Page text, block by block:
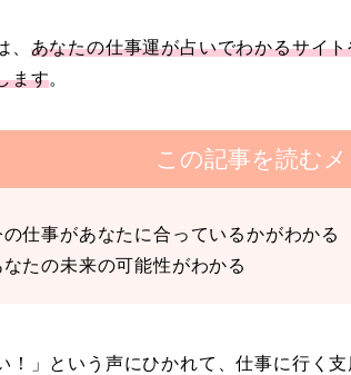
、 あなたの仕事運が占いでわかるサイ
ます。
この記事を読むメ
の仕事があなたに合っているかがわかる
なたの未来の可能性がわかる
！」という声にひかれて、仕事に行く